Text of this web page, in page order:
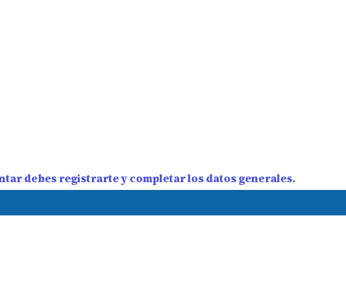
debes registrarte y completar los datos generales.